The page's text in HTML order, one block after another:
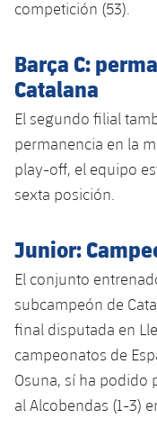
Acreditaciones
Instalaciones
competición (53).
Barça C:
Catalana
El segundo filial
permanencia en la
play-off, el equipo
sexta posición.
Junior:
El conjunto
subcampeón de
final disputada en
campeonatos de
Osuna, sí ha podido
al Alcobendas (1-3)